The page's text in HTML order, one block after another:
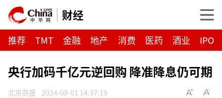
财经
推荐 TMT 金融 地产 消费 医药 酒业 IPO
央行加码千亿元逆回购 降准降息仍可期
北京商报 2024-08-01 14:37:19